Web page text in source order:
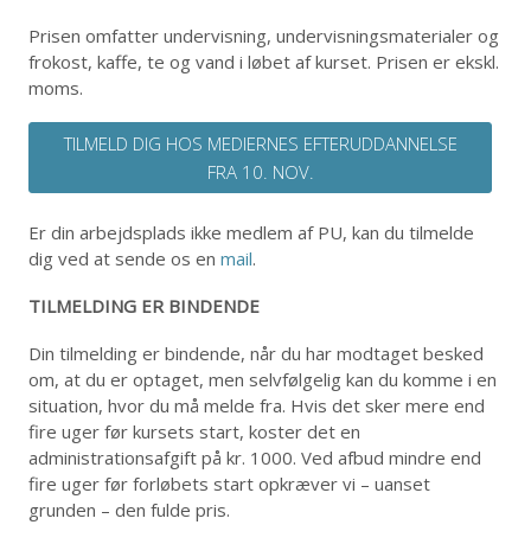
Prisen omfatter undervisning, undervisningsmaterialer og
frokost, kaffe, te og vand i løbet af kurset. Prisen er ekskl.
moms.
TILMELD DIG HOS MEDIERNES EFTERUDDANNELSE
FRA 10. NOV.
Er din arbejdsplads ikke medlem af PU, kan du tilmelde
dig ved at sende os enmail.
TILMELDING ER BINDENDE
Din tilmelding er bindende, når du har modtaget besked
om, at du er optaget, men selvfølgelig kan du komme i en
situation, hvor du må melde fra. Hvis det sker mere end
fire uger før kursets start, koster det en
administrationsafgift på kr. 1000. Ved afbud mindre end
fire uger før forløbets start opkræver vi – uanset
grunden – den fulde pris.